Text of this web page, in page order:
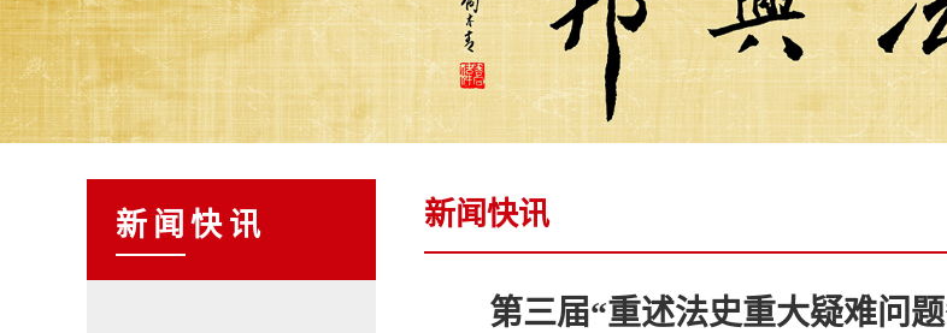
新闻快讯 新闻快讯
第三届“重述法史重大疑难问